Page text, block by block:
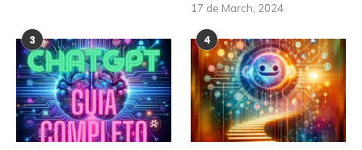
17 de March, 2024
3 4